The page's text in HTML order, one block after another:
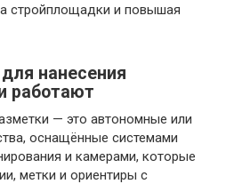
стройплощадки и повышая
нанесения
работают
— это автономные или
оснащённые системами
и камерами, которые
метки и ориентиры с